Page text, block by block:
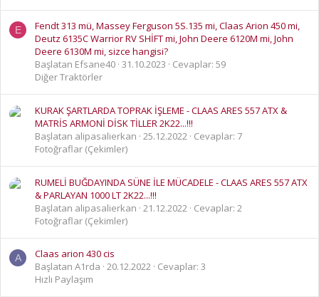
E
Fendt 313 mü, Massey Ferguson 5S.135 mi, Claas Arion 450 mi,
Deutz 6135C Warrior RV SHİFT mi, John Deere 6120M mi, John
Deere 6130M mi, sizce hangisi?
Başlatan Efsane40 31.10.2023
Cevaplar: 59
Diğer Traktörler
KURAK ŞARTLARDA TOPRAK İŞLEME - CLAAS ARES 557 ATX &
MATRİS ARMONİ DİSK TİLLER 2K22...!!!
Başlatan alipasalierkan 25.12.2022 Cevaplar: 7
Fotoğraflar (Çekimler)
RUMELİ BUĞDAYINDA SÜNE İLE MÜCADELE - CLAAS ARES 557 ATX
& PARLAYAN 1000 LT 2K22...!!!
Başlatan alipasalierkan
21.12.2022
Cevaplar: 2
Fotoğraflar (Çekimler)
A
Claas arion 430 cis
Başlatan A1rda 20.12.2022 Cevaplar: 3
Hızlı Paylaşım